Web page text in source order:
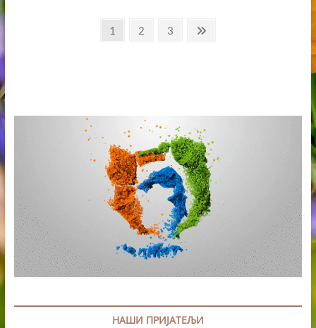
NJEGOVOM
DELU
ПагинацијаPage
1 Page
2 Page
3
Next
НАШИ ПРИЈАТЕЉИ